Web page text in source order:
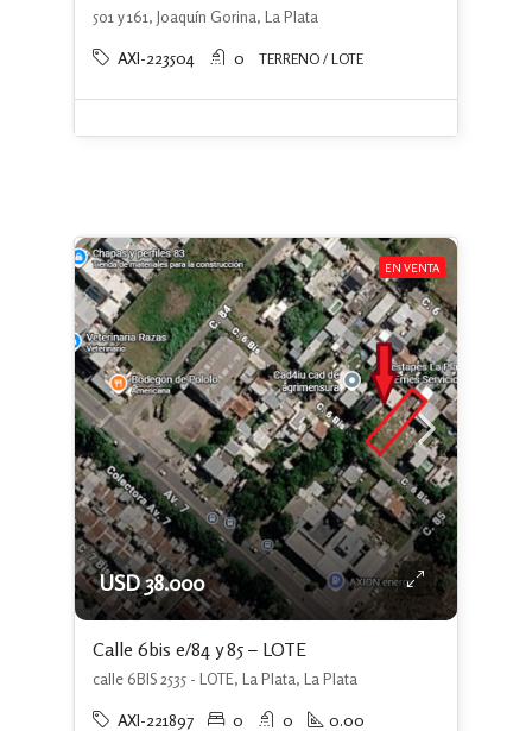
501 y 161, Joaquín Gorina, La Plata
AXI-223504 0 TERRENO / LOTE
EN VENTA
USD 38.000
Calle 6bis e/84 y 85 – LOTE
calle 6BIS 2535 - LOTE, La Plata, La Plata
AXI-221897 0 0 0.00